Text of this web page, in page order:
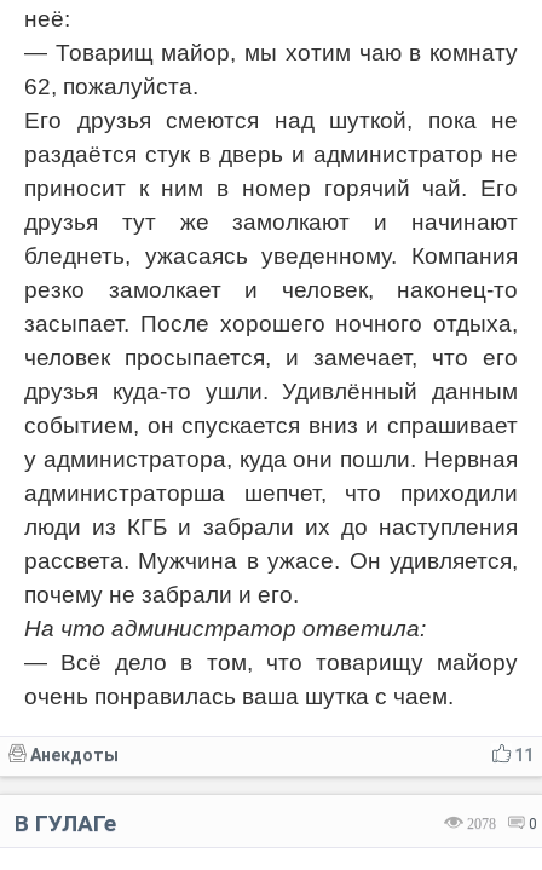
неё:
— Товарищ майор, мы хотим чаю в комнату
62, пожалуйста.
Его друзья смеются над шуткой, пока не
раздаётся стук в дверь и администратор не
приносит к ним в номер горячий чай. Его
друзья тут же замолкают и начинают
бледнеть, ужасаясь уведенному. Компания
резко замолкает и человек, наконец-то
засыпает. После хорошего ночного отдыха,
человек просыпается, и замечает, что его
друзья куда-то ушли. Удивлённый данным
событием, он спускается вниз и спрашивает
у администратора, куда они пошли. Нервная
администраторша шепчет, что приходили
люди из КГБ и забрали их до наступления
рассвета. Мужчина в ужасе. Он удивляется,
почему не забрали и его.
На что администратор ответила:
— Всё дело в том, что товарищу майору
очень понравилась ваша шутка с чаем.
11
Анекдоты
2078 0
В ГУЛАГе